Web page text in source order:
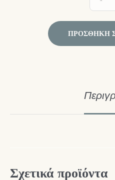
ΠΡΟΣΘΉΚΗ
Σχετικά προϊόντα